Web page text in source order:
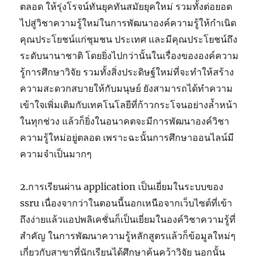
ตลอด ให้รุ่งโรจน์ทันยุคทันสมัยยุคใหม่ รวมทั้งต่อยอด
ไปสู่วิชาความรู้ใหม่ในการพัฒนาองค์ความรู้ให้กำเนิด
คุณประโยชน์แก่ชุมชน ประเทศ และมีคุณประโยชน์ถึง
ระดับนานาชาติ โดยยิ่งไปกว่านั้นในเรื่องขององค์ความ
รู้การศึกษาวิจัย รวมทั้งสิ่งประดิษฐ์ใหม่ที่จะทำให้สร้าง
ความสะดวกสบายให้กับมนุษย์ ยังสามารถได้ทำความ
เข้าใจเพิ่มเติมกับเทคโนโลยีที่ก้าวกระโจนอย่างล้ำหน้า
ในทุกช่วง แล้วก็ยิ่งในอนาคตจะมีการพัฒนาองค์วิชา
ความรู้ใหม่อยู่ตลอด เพราะฉะนั้นการศึกษาออนไลน์มี
ความจำเป็นมากๆ
2.การเรียนผ่าน application เป็นเยี่ยมในระบบของ
ssru เนื่องจากว่าในตอนนี้นอกเหนือจากเว็บไซต์ที่เข้า
ถึงง่ายแล้วแอปพลิเคชั่นก็เป็นเยี่ยมในองค์วิชาความรู้ที่
สำคัญ ในการพัฒนาความรู้หลักสูตรแล้วก็ข้อมูลใหม่ๆ
เกี่ยวกับสาขาที่นักเรียนได้ศึกษาค้นคว้าวิจัย นอกนั้น